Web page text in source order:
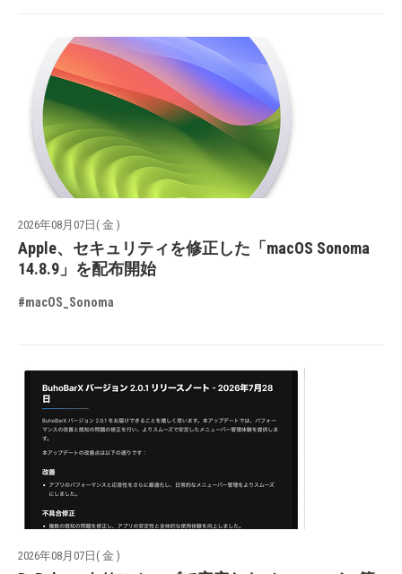
2026年08月07日( 金 )
Apple、セキュリティを修正した「macOS Sonoma
14.8.9」を配布開始
#macOS_Sonoma
2026年08月07日( 金 )